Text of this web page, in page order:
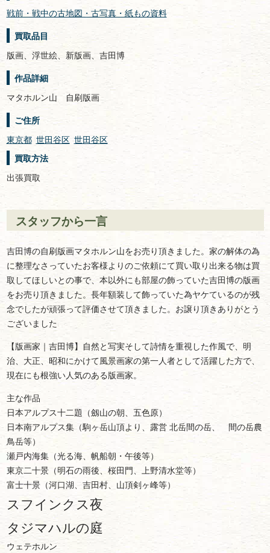
戦前・戦中の古地図・古写真・紙もの資料
買取品目
版画、浮世絵、新版画、吉田博
作品詳細
マタホルン山 自刷版画
ご住所
東京都 世田谷区 世田谷区
買取方法
出張買取
スタッフから一言
吉田博の自刷版画マタホルン山をお売り頂きました。家の解体の為
に整理なさっていたお客様よりのご依頼にて買い取り出来る物は買
取してほしいとの事で、本以外にも部屋の飾っていた吉田博の版画
をお売り頂きました。長年額装して飾っていた為ヤケているのが残
念でしたが頑張って評価させて頂きました。お譲り頂きありがとう
ございました
【版画家｜吉田博】自然と写実そして詩情を重視した作風で、明
治、大正、昭和にかけて風景画家の第一人者として活躍した方で、
現在にも根強い人気のある版画家。
主な作品
日本アルプス十二題（劔山の朝、五色原）
日本南アルプス集（駒ヶ岳山頂より、露営 北岳間の岳、 間の岳農
鳥岳等）
瀬戸内海集（光る海、帆船朝・午後等）
東京二十景（明石の雨後、桜田門、上野清水堂等）
富士十景（河口湖、吉田村、山頂剣ヶ峰等）
スフインクス夜
タジマハルの庭
ウェテホルン